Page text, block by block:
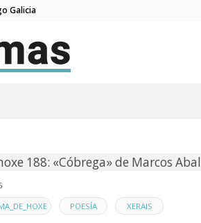
Galicia
188: «Cóbrega» de Marcos
POESÍA XERAIS